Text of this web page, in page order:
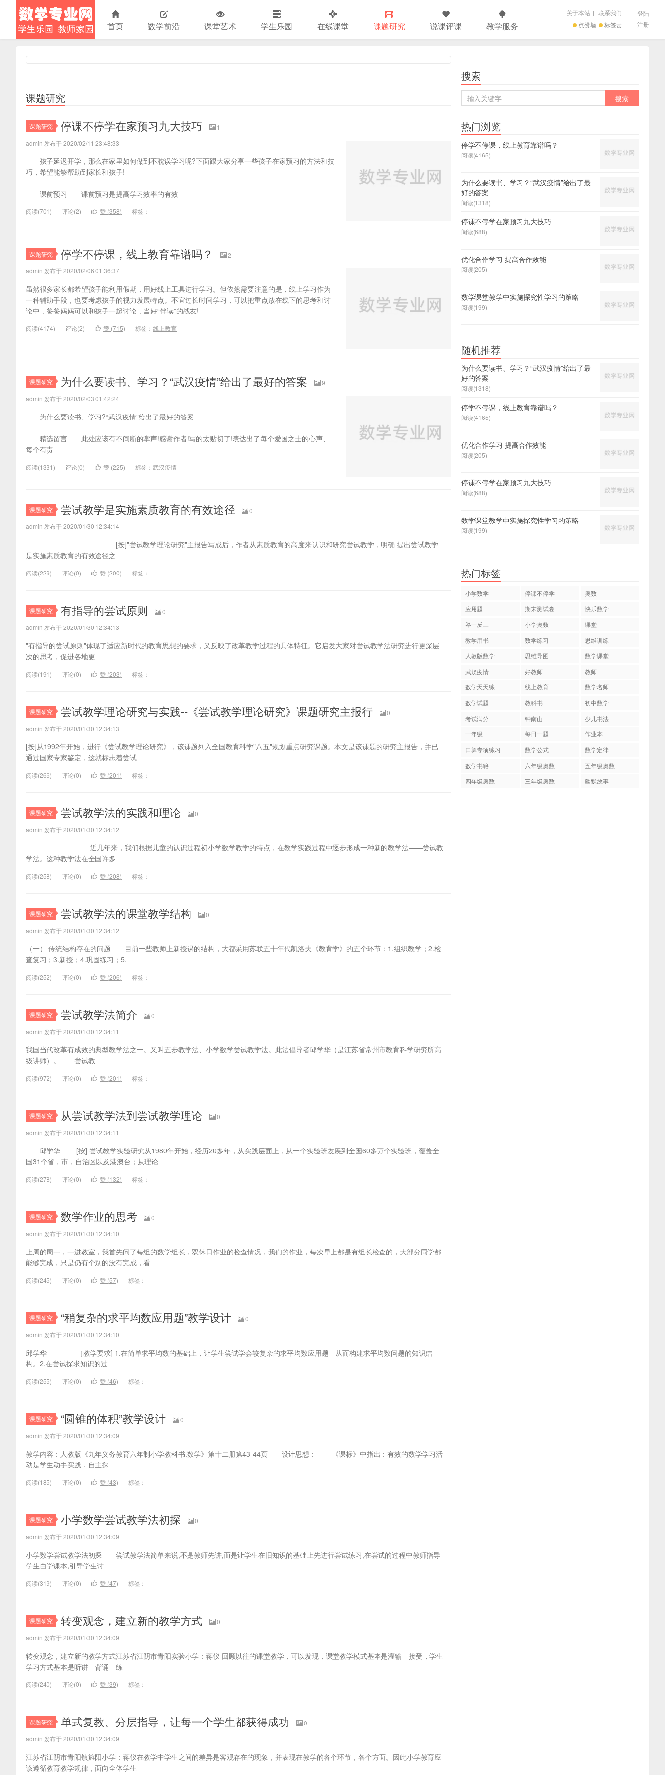
专业网
首页 数学前沿 课堂艺术 学生乐园 在线课堂 课题研究 说课评课 教学服务 点赞墙 标签云
关于本站 | 联系我们
登陆
注册
课题研究
课题研究 停课不停学在家预习九大技巧
1
admin 发布于 2020/02/11 23:48:33
孩子延迟开学，那么在家里如何做到不耽误学习呢?下面跟大家分享一些孩子在家预习的方法和技
巧，希望能够帮助到家长和孩子!
课前预习 课前预习是提高学习效率的有效
阅读(701) 评论(2) 赞 (358) 标签：
课题研究 停学不停课，线上教育靠谱吗？
2
admin 发布于 2020/02/06 01:36:37
虽然很多家长都希望孩子能利用假期，用好线上工具进行学习。但依然需要注意的是，线上学习作为
一种辅助手段，也要考虑孩子的视力发展特点。不宜过长时间学习，可以把重点放在线下的思考和讨
论中，爸爸妈妈可以和孩子一起讨论，当好“伴读”的战友!
阅读(4174) 评论(2) 赞 (715) 标签： 线上教育
课题研究 为什么要读书、学习？“武汉疫情”给出了最好的答案
9
admin 发布于 2020/02/03 01:42:24
为什么要读书、学习?“武汉疫情”给出了最好的答案
精选留言 此处应该有不间断的掌声!感谢作者!写的太贴切了!表达出了每个爱国之士的心声、
每个有责
阅读(1331) 评论(0) 赞 (225) 标签： 武汉疫情
课题研究 尝试教学是实施素质教育的有效途径
0
admin 发布于 2020/01/30 12:34:14
[按]"尝试教学理论研究"主报告写成后，作者从素质教育的高度来认识和研究尝试教学，明确 提出尝试教学
是实施素质教育的有效途径之
阅读(229) 评论(0) 赞 (200) 标签：
课题研究 有指导的尝试原则
0
admin 发布于 2020/01/30 12:34:13
"有指导的尝试原则"体现了适应新时代的教育思想的要求，又反映了改革教学过程的具体特征。它启发大家对尝试教学法研究进行更深层
次的思考，促进各地更
阅读(191) 评论(0) 赞 (203) 标签：
课题研究 尝试教学理论研究与实践--《尝试教学理论研究》课题研究主报行
0
admin 发布于 2020/01/30 12:34:13
[按]从1992年开始，进行《尝试教学理论研究》，该课题列入全国教育科学"八五"规划重点研究课题。本文是该课题的研究主报告，并已
通过国家专家鉴定，这就标志着尝试
阅读(266) 评论(0) 赞 (201) 标签：
课题研究 尝试教学法的实践和理论
0
admin 发布于 2020/01/30 12:34:12
近几年来，我们根据儿童的认识过程初小学数学教学的特点，在教学实践过程中逐步形成一种新的教学法――尝试教
学法。这种教学法在全国许多
阅读(258) 评论(0) 赞 (208) 标签：
课题研究 尝试教学法的课堂教学结构
0
admin 发布于 2020/01/30 12:34:12
（一） 传统结构存在的问题 目前一些教师上新授课的结构，大都采用苏联五十年代凯洛夫《教育学》的五个环节：1.组织教学；2.检
查复习；3.新授；4.巩固练习；5.
阅读(252) 评论(0) 赞 (206) 标签：
课题研究 尝试教学法简介
0
admin 发布于 2020/01/30 12:34:11
我国当代改革有成效的典型教学法之一。又叫五步教学法、小学数学尝试教学法。此法倡导者邱学华（是江苏省常州市教育科学研究所高
级讲师）。 尝试教
阅读(972) 评论(0) 赞 (201) 标签：
课题研究 从尝试教学法到尝试教学理论
0
admin 发布于 2020/01/30 12:34:11
邱学华 [按] 尝试教学实验研究从1980年开始，经历20多年，从实践层面上，从一个实验班发展到全国60多万个实验班，覆盖全
国31个省，市，自治区以及港澳台；从理论
阅读(278) 评论(0) 赞 (132) 标签：
课题研究 数学作业的思考
0
admin 发布于 2020/01/30 12:34:10
上周的周一，一进教室，我首先问了每组的数学组长，双休日作业的检查情况，我们的作业，每次早上都是有组长检查的，大部分同学都
能够完成，只是仍有个别的没有完成，看
阅读(245) 评论(0) 赞 (57) 标签：
课题研究 “稍复杂的求平均数应用题”教学设计
0
admin 发布于 2020/01/30 12:34:10
邱学华 ［教学要求] 1.在简单求平均数的基础上，让学生尝试学会较复杂的求平均数应用题，从而构建求平均数问题的知识结
构。2.在尝试探求知识的过
阅读(255) 评论(0) 赞 (46) 标签：
课题研究 “圆锥的体积”教学设计
0
admin 发布于 2020/01/30 12:34:09
教学内容：人教版《九年义务教育六年制小学教科书.数学》第十二册第43-44页 设计思想： 《课标》中指出：有效的数学学习活
动是学生动手实践．自主探
阅读(185) 评论(0) 赞 (43) 标签：
课题研究 小学数学尝试教学法初探
0
admin 发布于 2020/01/30 12:34:09
小学数学尝试教学法初探 尝试教学法简单来说,不是教师先讲,而是让学生在旧知识的基础上先进行尝试练习,在尝试的过程中教师指导
学生自学课本,引导学生讨
阅读(319) 评论(0) 赞 (47) 标签：
课题研究 转变观念，建立新的教学方式
0
admin 发布于 2020/01/30 12:34:09
转变观念，建立新的教学方式江苏省江阴市青阳实验小学：蒋仪 回顾以往的课堂教学，可以发现，课堂教学模式基本是灌输―接受，学生
学习方式基本是听讲―背诵―练
阅读(240) 评论(0) 赞 (39) 标签：
课题研究 单式复教、分层指导，让每一个学生都获得成功
0
admin 发布于 2020/01/30 12:34:09
江苏省江阴市青阳镇旌阳小学：蒋仪在教学中学生之间的差异是客观存在的现象，并表现在教学的各个环节，各个方面。因此小学教育应
该遵循教育教学规律，面向全体学生
搜索
热门浏览
停学不停课，线上教育靠谱吗？
阅读(4165)
为什么要读书、学习？“武汉疫情”给出了最
好的答案
阅读(1318)
停课不停学在家预习九大技巧
阅读(688)
优化合作学习 提高合作效能
阅读(205)
数学课堂教学中实施探究性学习的策略
阅读(199)
随机推荐
为什么要读书、学习？“武汉疫情”给出了最
好的答案
阅读(1318)
停学不停课，线上教育靠谱吗？
阅读(4165)
优化合作学习 提高合作效能
阅读(205)
停课不停学在家预习九大技巧
阅读(688)
数学课堂教学中实施探究性学习的策略
阅读(199)
热门标签
小学数学 停课不停学
奥数
应用题
期末测试卷
快乐数学
举一反三
小学奥数
课堂
教学用书
数学练习
思维训练
人教版数学
思维导图
数学课堂
武汉疫情
好教师
教师
数学天天练
线上教育
数学名师
数学试题
教科书
初中数学
考试满分
钟南山
少儿书法
一年级
每日一题
作业本
口算专项练习
数学公式
数学定律
数学书籍
六年级奥数
五年级奥数
四年级奥数
三年级奥数 幽默故事